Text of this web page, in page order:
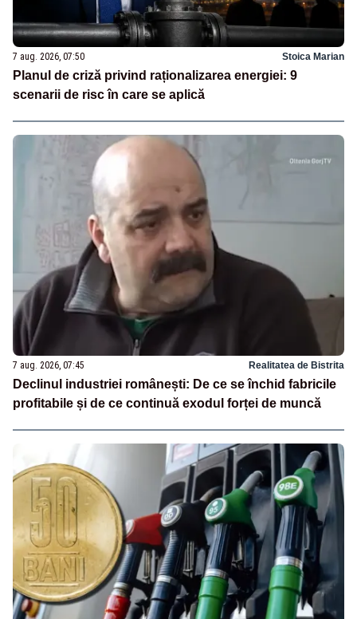
7 aug. 2026, 07:50 Stoica Marian
Planul de criză privind raționalizarea energiei: 9
scenarii de risc în care se aplică
7 aug. 2026, 07:45 Realitatea de Bistrita
Declinul industriei românești: De ce se închid fabricile
profitabile și de ce continuă exodul forței de muncă